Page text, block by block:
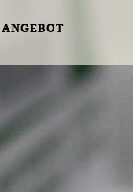
ANGEBOT